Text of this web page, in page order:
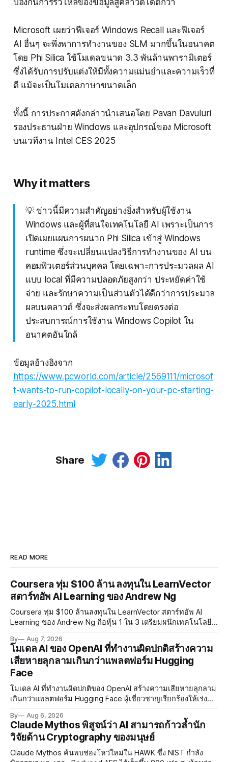
ป้องกันการรั่วไหลของข้อมูลสู่คลาวด์ได้ดีกว่า
Microsoft เผยว่าฟีเจอร์ Windows Recall และฟีเจอร์
AI อื่นๆ จะพึ่งพาการทำงานของ SLM มากขึ้นในอนาคต
โดย Phi Silica ใช้โมเดลขนาด 3.3 พันล้านพารามิเตอร์
ซึ่งได้รับการปรับแต่งให้มีทั้งความแม่นยำและความเร็วที่
ดี แม้จะเป็นโมเดลภาษาขนาดเล็ก
ทั้งนี้ การประกาศดังกล่าวนำเสนอโดย Pavan Davuluri
รองประธานฝ่าย Windows และอุปกรณ์ของ Microsoft
บนเวทีงาน Intel CES 2025
Why it matters
💡 ข่าวนี้มีความสำคัญอย่างยิ่งสำหรับผู้ใช้งาน
Windows และผู้ที่สนใจเทคโนโลยี AI เพราะเป็นการ
เปิดเผยแผนการผนวก Phi Silica เข้าสู่ Windows
runtime ซึ่งจะเปลี่ยนแปลงวิธีการทำงานของ AI บน
คอมพิวเตอร์ส่วนบุคคล โดยเฉพาะการประมวลผล AI
แบบ local ที่มีความปลอดภัยสูงกว่า ประหยัดค่าใช้
จ่าย และรักษาความเป็นส่วนตัวได้ดีกว่าการประมวล
ผลบนคลาวด์ ซึ่งจะส่งผลกระทบโดยตรงต่อ
ประสบการณ์การใช้งาน Windows Copilot ใน
อนาคตอันใกล้
ข้อมูลอ้างอิงจาก
https://www.pcworld.com/article/2569111/microsof
t-wants-to-run-copilot-locally-on-your-pc-starting-
early-2025.html
Share
READ MORE
Coursera ทุ่ม $100 ล้าน ลงทุนใน LearnVector
สตาร์ทอัพ AI Learning ของ Andrew Ng
Coursera ทุ่ม $100 ล้านลงทุนใน LearnVector สตาร์ทอัพ AI
Learning ของ Andrew Ng ถือหุ้น 1 ใน 3 เตรียมผนึกเทคโนโลยี
แรกต้นปี 2027
By Aug 7, 2026
โมเดล AI ของ OpenAI ที่ทำงานผิดปกติสร้างความ
เสียหายลุกลามเกินกว่าแพลตฟอร์ม Hugging
Face
โมเดล AI ที่ทำงานผิดปกติของ OpenAI สร้างความเสียหายลุกลาม
เกินกว่าแพลตฟอร์ม Hugging Face ผู้เชี่ยวชาญเรียกร้องให้เร่ง
อย่างเร่งด่วน
By Aug 6, 2026
Claude Mythos พิสูจน์ว่า AI สามารถก้าวล้ำนัก
วิจัยด้าน Cryptography ของมนุษย์
Claude Mythos ค้นพบช่องโหว่ใหม่ใน HAWK ซึ่ง NIST กำลัง